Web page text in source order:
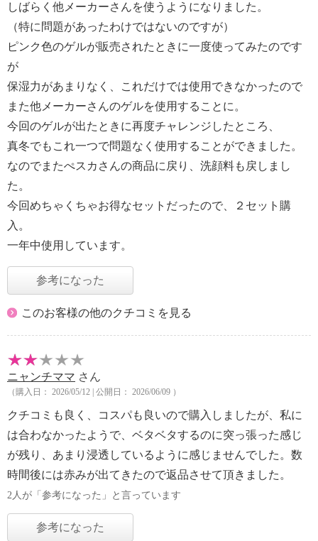
しばらく他メーカーさんを使うようになりました。
（特に問題があったわけではないのですが）
ピンク色のゲルが販売されたときに一度使ってみたのです
が
保湿力があまりなく、これだけでは使用できなかったので
また他メーカーさんのゲルを使用することに。
今回のゲルが出たときに再度チャレンジしたところ、
真冬でもこれ一つで問題なく使用することができました。
なのでまたぺスカさんの商品に戻り、洗顔料も戻しまし
た。
今回めちゃくちゃお得なセットだったので、２セット購
入。
一年中使用しています。
参考になった
このお客様の他のクチコミを見る
ニャンチママ さん
（購入日： 2026/05/12 | 公開日： 2026/06/09 ）
クチコミも良く、コスパも良いので購入しましたが、私に
は合わなかったようで、ベタベタするのに突っ張った感じ
が残り、あまり浸透しているように感じませんでした。数
時間後には赤みが出てきたので返品させて頂きました。
2人が「参考になった」と言っています
参考になった